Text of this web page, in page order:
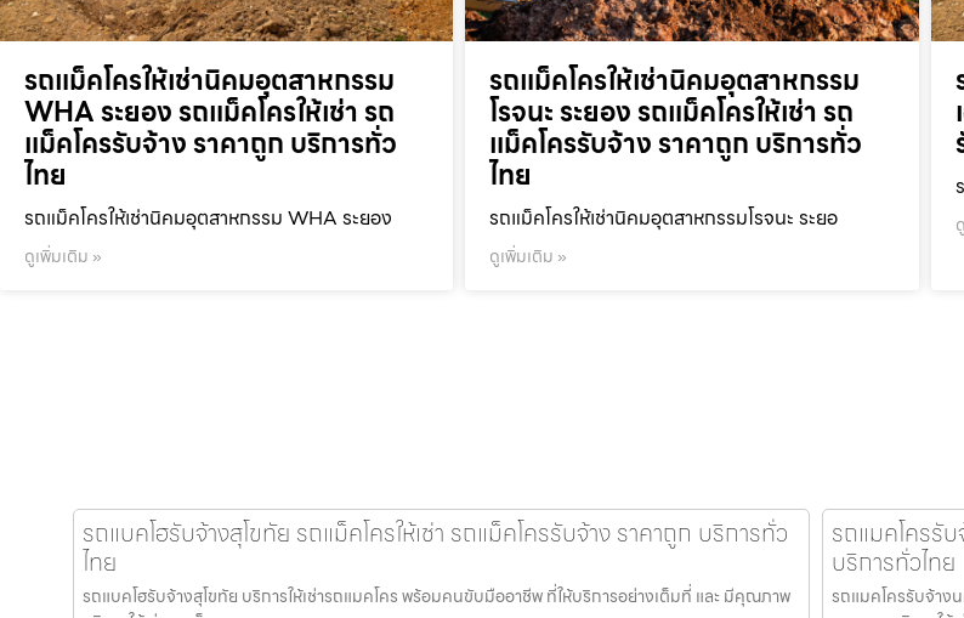
รถแม็คโครให้เช่านิคมอุตสาหกรรม
WHA ระยอง รถแม็คโครให้เช่า รถ
แม็คโครรับจ้าง ราคาถูก บริการทั่ว
ไทย
รถแม็คโครให้เช่านิคมอุตสาหกรรม WHA ระยอง
ดูเพิ่มเติม »
รถแม็คโครให้เช่านิคมอุตสาหกรรม
โรจนะ ระยอง รถแม็คโครให้เช่า รถ
แม็คโครรับจ้าง ราคาถูก บริการทั่ว
ไทย
รถแม็คโครให้เช่านิคมอุตสาหกรรมโรจนะ ระยอ
ดูเพิ่มเติม »
รถแบคโฮรับจ้างสุโขทัย รถแม็คโครให้เช่า รถแม็คโครรับจ้าง ราคาถูก บริการทั่ว
ไทย
รถแบคโฮรับจ้างสุโขทัย บริการให้เช่ารถแมคโคร พร้อมคนขับมืออาชีพ ที่ให้บริการอย่างเต็มที่ และ มีคุณภาพ
รถแมคโครรั
บริการทั่วไทย
รถแมคโครรับจ้าง